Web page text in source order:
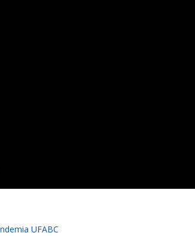
UFABC